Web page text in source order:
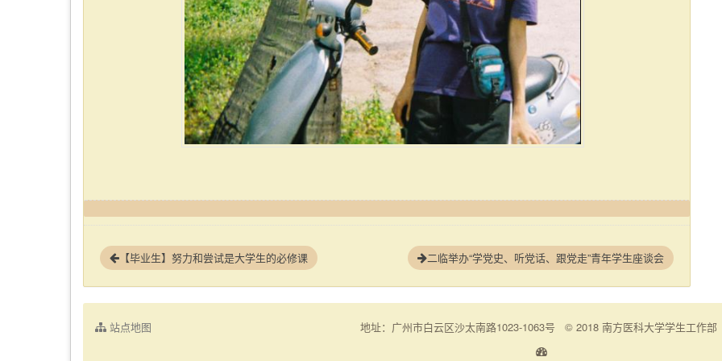
【毕业生】努力和尝试是大学生的必修课 二临举办“学党史、听党话、跟党走”青年学生座谈会
站点地图 地址：广州市白云区沙太南路1023-1063号 © 2018 南方医科大学学生工作